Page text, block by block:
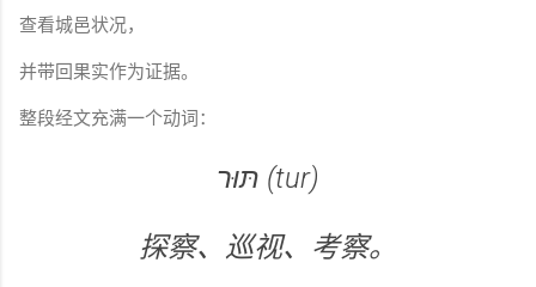
查看城邑状况，
并带回果实作为证据。
整段经文充满一个动词：
תּוּר (tur)
探察、巡视、考察。